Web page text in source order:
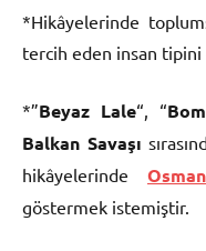
*Hikâyelerinde
tercih eden insan tipini
*”Beyaz Lale“, “
Balkan Savaşı
hikâyelerinde
göstermek istemiştir.